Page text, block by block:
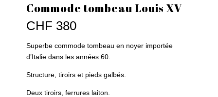
Commode tombeau Louis XV
CHF 380
Superbe commode tombeau en noyer importée
d’Italie dans les années 60.
Structure, tiroirs et pieds galbés.
Deux tiroirs, ferrures laiton.